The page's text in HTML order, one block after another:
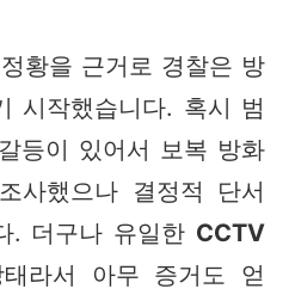
황을 근거로 경찰은 방
시작했습니다. 혹시 범
등이 있어서 보복 방화
사했으나 결정적 단서
. 더구나 유일한 CCTV
라서 아무 증거도 얻